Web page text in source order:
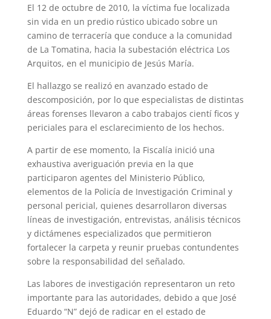
El 12 de octubre de 2010, la víctima fue localizada
sin vida en un predio rústico ubicado sobre un
camino de terracería que conduce a la comunidad
de La Tomatina, hacia la subestación eléctrica Los
Arquitos, en el municipio de Jesús María.
El hallazgo se realizó en avanzado estado de
descomposición, por lo que especialistas de distintas
áreas forenses llevaron a cabo trabajos cientí ficos y
periciales para el esclarecimiento de los hechos.
A partir de ese momento, la Fiscalía inició una
exhaustiva averiguación previa en la que
participaron agentes del Ministerio Público,
elementos de la Policía de Investigación Criminal y
personal pericial, quienes desarrollaron diversas
líneas de investigación, entrevistas, análisis técnicos
y dictámenes especializados que permitieron
fortalecer la carpeta y reunir pruebas contundentes
sobre la responsabilidad del señalado.
Las labores de investigación representaron un reto
importante para las autoridades, debido a que José
Eduardo “N” dejó de radicar en el estado de